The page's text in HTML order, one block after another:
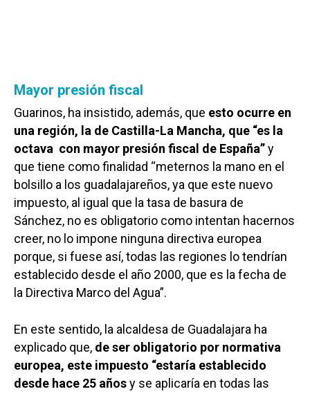
Mayor presión fiscal
Guarinos, ha insistido, además, que esto ocurre en
una región, la de Castilla-La Mancha, que “es la
octava con mayor presión fiscal de España”y
que tiene como finalidad “meternos la mano en el
bolsillo a los guadalajareños, ya que este nuevo
impuesto, al igual que la tasa de basura de
Sánchez, no es obligatorio como intentan hacernos
creer, no lo impone ninguna directiva europea
porque, si fuese así, todas las regiones lo tendrían
establecido desde el año 2000, que es la fecha de
la Directiva Marco del Agua”.
En este sentido, la alcaldesa de Guadalajara ha
explicado que, de ser obligatorio por normativa
europea, este impuesto “estaría establecido
desde hace 25 añosy se aplicaría en todas las